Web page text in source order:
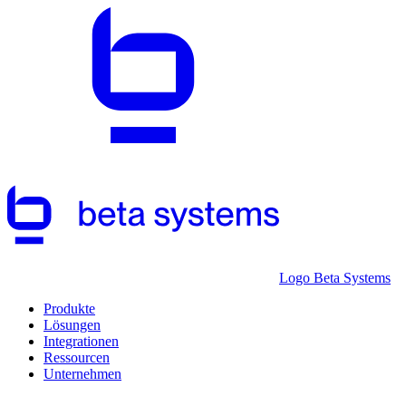
Logo Beta Systems
Produkte
Lösungen
Integrationen
Ressourcen
Unternehmen